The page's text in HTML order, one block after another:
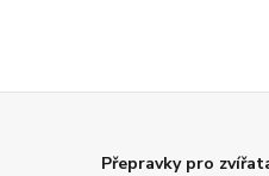
Přepravky pro